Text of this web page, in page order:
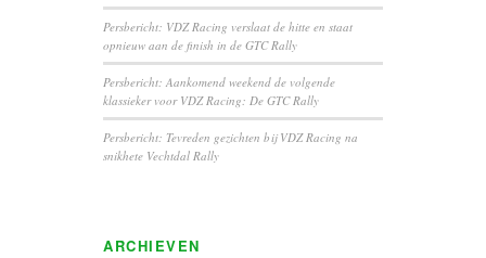
Persbericht: VDZ Racing verslaat de hitte en staat
opnieuw aan de finish in de GTC Rally
Persbericht: Aankomend weekend de volgende
klassieker voor VDZ Racing: De GTC Rally
Persbericht: Tevreden gezichten bij VDZ Racing na
snikhete Vechtdal Rally
ARCHIEVEN